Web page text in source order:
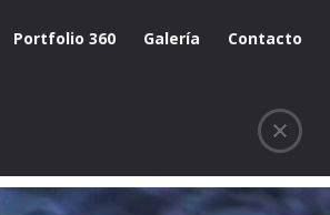
Portfolio 360 Galería Contacto